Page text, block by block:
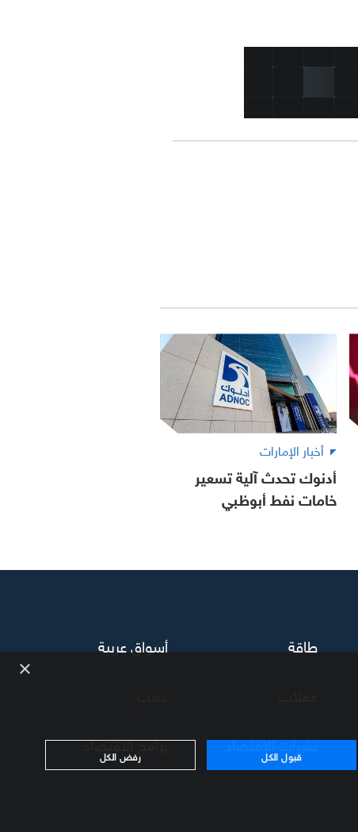
أخبار الإمارات
أدنوك تحدث آلية تسعير
خامات نفط أبوظبي
طاقة
أسواق عربية
نشرات الاقتصاد برامج الاقتصاد
×
قبول الكل رفض الكل